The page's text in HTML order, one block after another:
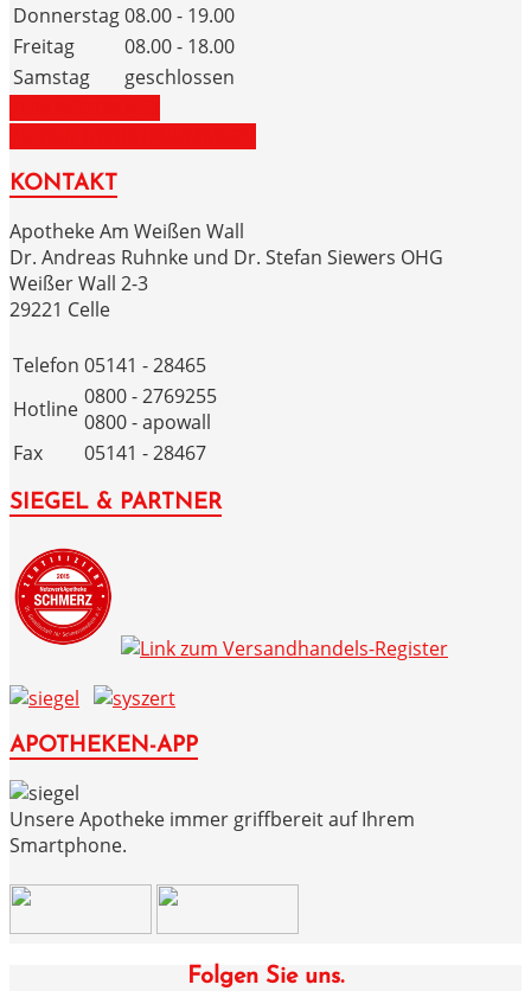
Donnerstag08.00 - 19.00
Freitag
08.00 - 18.00
Samstag
geschlossen
KONTAKT
Apotheke Am Weißen Wall
Dr. Andreas Ruhnke und Dr. Stefan Siewers OHG
Weißer Wall 2-3
29221 Celle
Telefon 05141 - 28465
Hotline 0800 - 2769255
0800 - apowall
Fax
05141 - 28467
SIEGEL & PARTNER
APOTHEKEN-APP
Unsere Apotheke immer griffbereit auf Ihrem
Smartphone.
Folgen Sie uns.